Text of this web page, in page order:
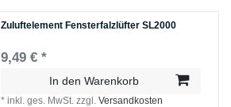
Zuluftelement Fensterfalzlüfter SL2000
9,49 € *
In den Warenkorb
*inkl. ges. MwSt. zzgl.Versandkosten